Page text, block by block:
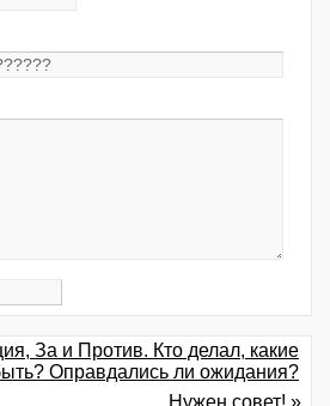
За и Против. Кто делал, какие
Оправдались ли ожидания?
Нужен совет! »